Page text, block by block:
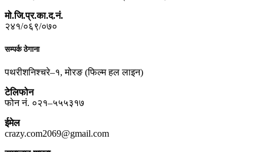
मो.जि.प्र.का.द.नं.
२४१/०६९/०७०
सम्पर्क ठेगाना
पथरीशनिश्चरे–१, मोरङ (फिल्म हल लाइन)
टेलिफोन
फोन नं. ०२१–५५५३१७
ईमेल
crazy.com2069@gmail.com